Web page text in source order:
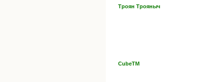
Троян Трояныч
CubeTM